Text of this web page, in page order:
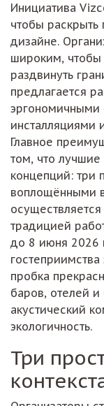
Инициатива
чтобы раскрыть
дизайне.
широким, чтобы
раздвинуть
предлагается
эргономичными
инсталляциями
Главное
том, что лучшие
концепций: три
воплощёнными
традицией
до 8 июня 2026
гостеприимства
пробка
баров, отелей и
акустический
экологичность.
Три